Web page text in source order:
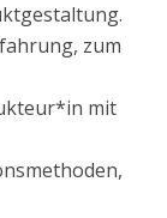
zum
mit